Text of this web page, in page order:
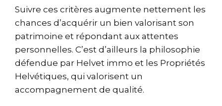
Suivre ces critères augmente nettement les
chances d’acquérir un bien valorisant son
patrimoine et répondant aux attentes
personnelles. C’est d’ailleurs la philosophie
défendue par Helvet immo et les Propriétés
Helvétiques, qui valorisent un
accompagnement de qualité.